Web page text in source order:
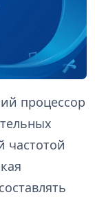
процессор
частотой